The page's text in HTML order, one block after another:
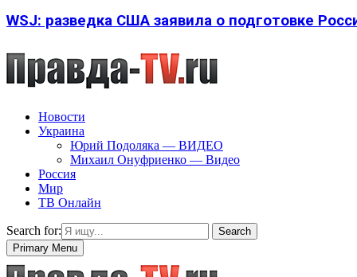
WSJ: разведка США заявила о подготовке
Новости
Украина
Юрий Подоляка — ВИДЕО
Михаил Онуфриенко — Видео
Россия
Мир
ТВ Онлайн
Search for:
Search
Primary Menu